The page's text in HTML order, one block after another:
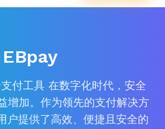
EBpay
付工具 在数字化时代，安全
增加。作为领先的支付解决方
户提供了高效、便捷且安全的